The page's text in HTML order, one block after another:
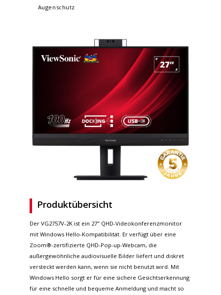
Augenschutz
Produktübersicht
Der VG2757V-2K ist ein 27" QHD-Videokonferenzmonitor
mit Windows Hello-Kompatibilität. Er verfügt über eine
Zoom®-zertifizierte QHD-Pop-up-Webcam, die
außergewöhnliche audiovisuelle Bilder liefert und diskret
versteckt werden kann, wenn sie nicht benutzt wird. Mit
Windows Hello sorgt er für eine sichere Gesichtserkennung
für eine schnelle und bequeme Anmeldung und macht so